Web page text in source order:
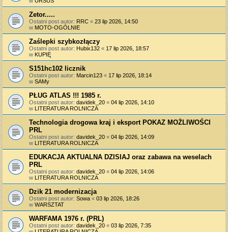
Zetor.....
Ostatni post autor: RRC « 23 lip 2026, 14:50
w MOTO-OGÓLNIE
Zaślepki szybkozłączy
Ostatni post autor: Hubix132 « 17 lip 2026, 18:57
w KUPIĘ
S151hc102 licznik
Ostatni post autor: Marcin123 « 17 lip 2026, 18:14
w SAMy
PŁUG ATLAS !!! 1985 r.
Ostatni post autor: davidek_20 « 04 lip 2026, 14:10
w LITERATURA ROLNICZA
Technologia drogowa kraj i eksport POKAZ MOŻLIWOŚCI
PRL
Ostatni post autor: davidek_20 « 04 lip 2026, 14:09
w LITERATURA ROLNICZA
EDUKACJA AKTUALNA DZISIAJ oraz zabawa na weselach
PRL
Ostatni post autor: davidek_20 « 04 lip 2026, 14:06
w LITERATURA ROLNICZA
Dzik 21 modernizacja
Ostatni post autor: Sowa « 03 lip 2026, 18:26
w WARSZTAT
WARFAMA 1976 r. (PRL)
Ostatni post autor: davidek_20 « 03 lip 2026, 7:35